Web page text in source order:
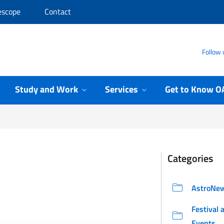
Contact
Follow
Study and Work Services Get to Know
Categories
Festival